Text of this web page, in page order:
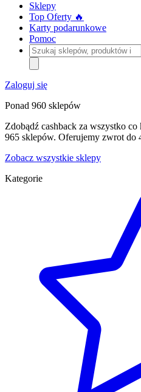
Sklepy
Top Oferty 🔥
Karty podarunkowe
Pomoc
Szukaj
sklepów,
produktów
i
kategorii
Zaloguj się
Ponad 960 sklepów
Zdobądź cashback za wszystko
965 sklepów. Oferujemy zwrot do
Zobacz wszystkie sklepy
Kategorie